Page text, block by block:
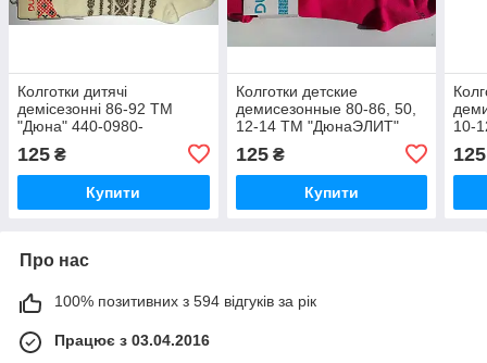
Колготки дитячі
демісезонні 86-92 ТМ
"Дюна" 440-0980-
125 ₴
Купити
Колготки детские
демисезонные 80-86, 50,
12-14 ТМ "ДюнаЭЛИТ"
колготи дитячі демісезонні
125₴
Купити
10-
125
Про нас
100% позитивних з 594 відгуків за рік
Працює з 03.04.2016